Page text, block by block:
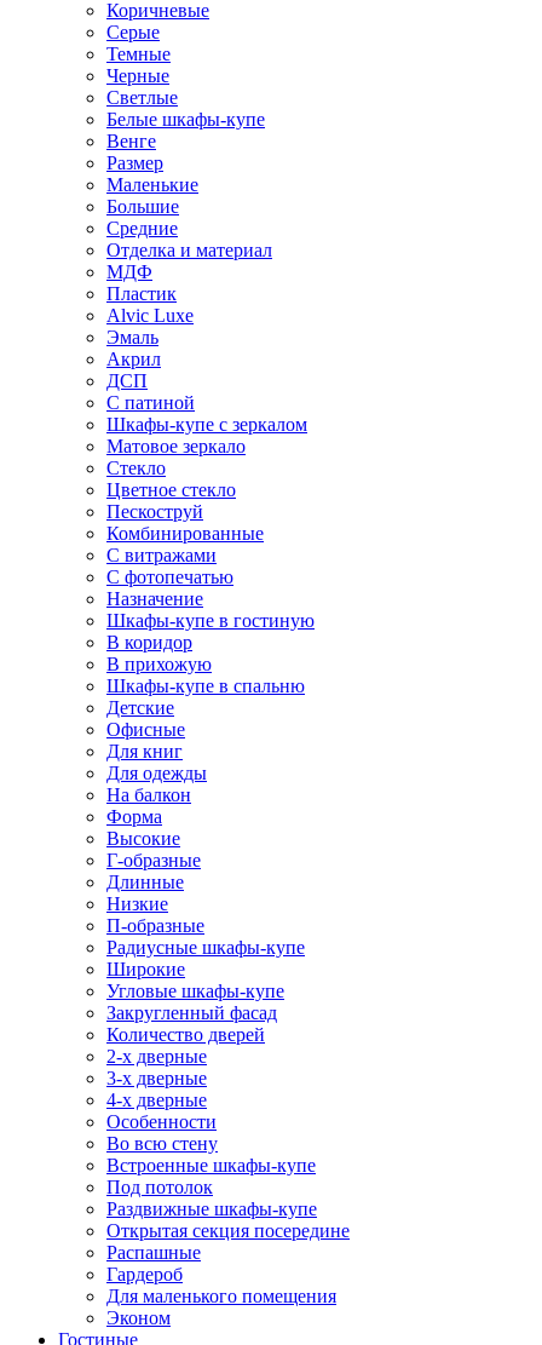
Коричневые
Серые
Темные
Черные
Светлые
Белые шкафы-купе
Венге
Размер
Маленькие
Большие
Средние
Отделка и материал
МДФ
Пластик
Alvic Luxe
Эмаль
Акрил
ДСП
С патиной
Шкафы-купе с зеркалом
Матовое зеркало
Стекло
Цветное стекло
Пескоструй
Комбинированные
С витражами
С фотопечатью
Назначение
Шкафы-купе в гостиную
В коридор
В прихожую
Шкафы-купе в спальню
Детские
Офисные
Для книг
Для одежды
На балкон
Форма
Высокие
Г-образные
Длинные
Низкие
П-образные
Радиусные шкафы-купе
Широкие
Угловые шкафы-купе
Закругленный фасад
Количество дверей
2-х дверные
3-х дверные
4-х дверные
Особенности
Во всю стену
Встроенные шкафы-купе
Под потолок
Раздвижные шкафы-купе
Открытая секция посередине
Распашные
Гардероб
Для маленького помещения
Эконом
Гостиные